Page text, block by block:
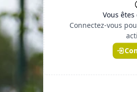
Vous
Connectez-vous